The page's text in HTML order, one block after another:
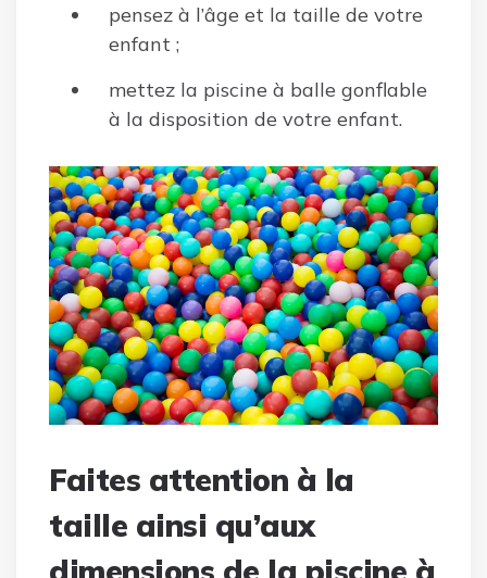
pensez à l’âge et la taille de votre
enfant ;
mettez la piscine à balle gonflable
à la disposition de votre enfant.
Faites attention à la
taille ainsi qu’aux